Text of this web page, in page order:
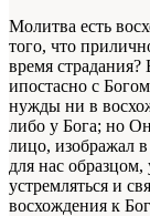
Молитва есть
того, что
время
ипостасно с
нужды ни в
либо у Бога; но
лицо, изображал
для нас
устремляться и
восхождения к